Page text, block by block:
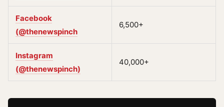
Facebook
(@thenewspinch
6,500+
Instagram
(@thenewspinch)
40,000+